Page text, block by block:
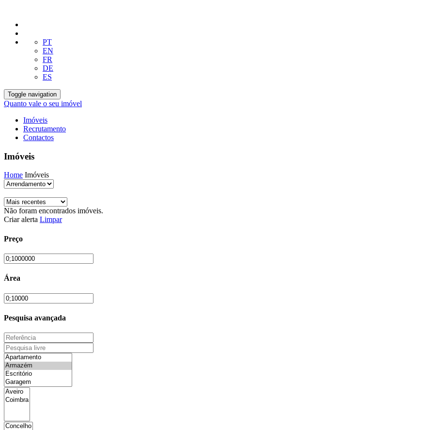
PT
EN
FR
DE
ES
Toggle navigation
Quanto vale o seu imóvel
Imóveis
Recrutamento
Contactos
Imóveis
Home Imóveis
Não foram encontrados imóveis.
Criar alerta Limpar
Preço
Área
Pesquisa avançada